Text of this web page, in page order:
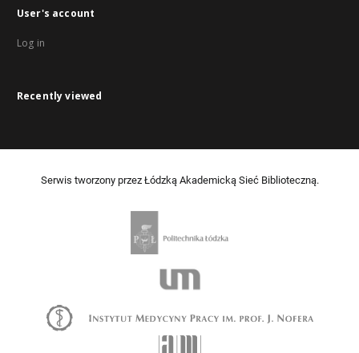
User's account
Log in
Recently viewed
Serwis tworzony przez Łódzką Akademicką Sieć Biblioteczną.